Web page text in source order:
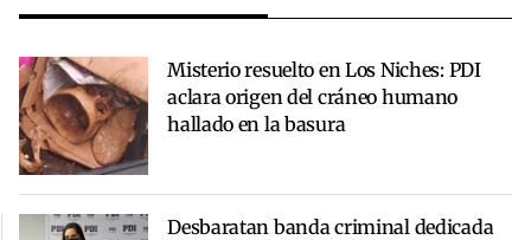
Misterio resuelto en Los Niches: PDI
aclara origen del cráneo humano
hallado en la basura
Desbaratan banda criminal dedicada